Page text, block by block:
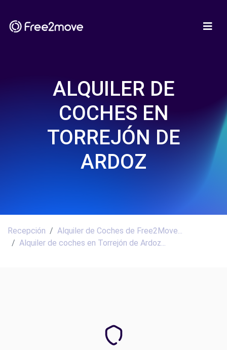
ALQUILER DE
COCHES EN
TORREJÓN DE
ARDOZ
Recepción
Alquiler de Coches de Free2Move...
Alquiler de coches en Torrejón de Ardoz...